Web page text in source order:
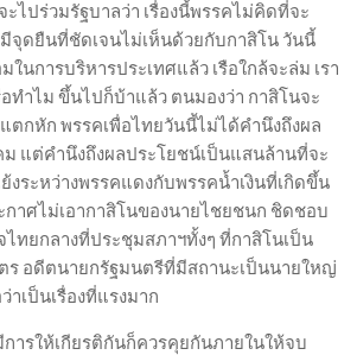
ะไปร่วมรัฐบาลว่า เรื่องนี้พรรคไม่คิดที่จะ
มีจุดยืนที่ชัดเจนไม่เห็นด้วยกับกาสิโน วันนี้
นการบริหารประเทศแล้ว เรือใกล้จะล่ม เรา
ทำไม ขึ้นไปก็บ้าแล้ว ตนมองว่า กาสิโนจะ
ตกหัก พรรคเพื่อไทยวันนี้ไม่ได้คำนึงถึงผล
แต่คำนึงถึงผลประโยชน์เป็นแสนล้านที่จะ
ระหว่างพรรคแดงกับพรรคน้ำเงินที่เกิดขึ้น
กาศไม่เอากาสิโนของนายไชยชนก ชิดชอบ
ไทยกลางที่ประชุมสภาฯทั้งๆ ที่กาสิโนเป็น
ร อดีตนายกรัฐมนตรีที่มีสถานะเป็นนายใหญ่
าเป็นเรื่องที่แรงมาก
การให้เกียรติกันก็ควรคุยกันภายในให้จบ